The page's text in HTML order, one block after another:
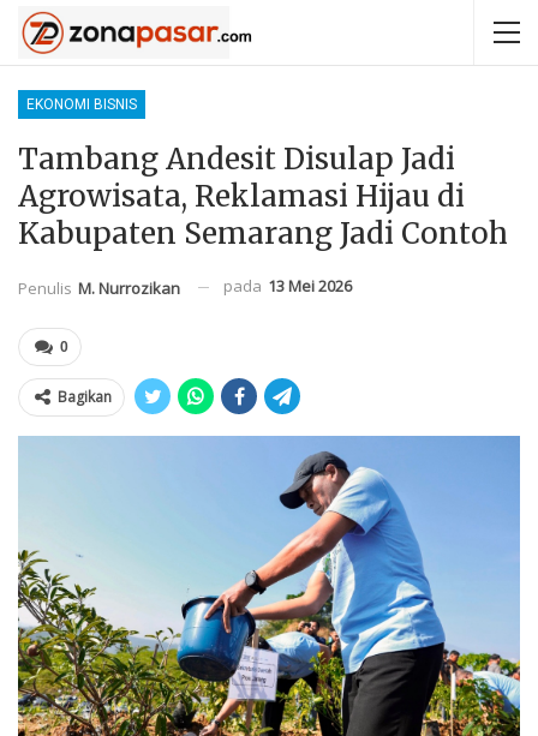
EKONOMI BISNIS
Tambang Andesit Disulap Jadi
Agrowisata, Reklamasi Hijau di
Kabupaten Semarang Jadi Contoh
Penulis M. Nurrozikan pada 13 Mei 2026
0
Bagikan